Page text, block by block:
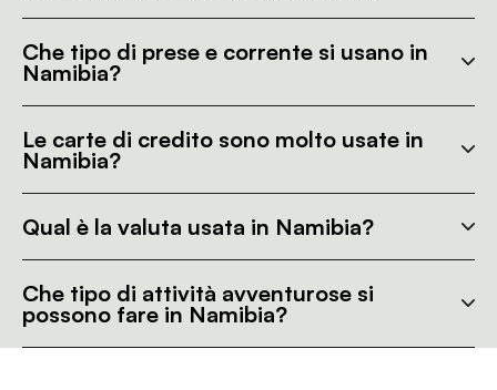
Che tipo di prese e corrente si usano in
Namibia?
Le carte di credito sono molto usate in
Namibia?
Qual è la valuta usata in Namibia?
Che tipo di attività avventurose si
possono fare in Namibia?